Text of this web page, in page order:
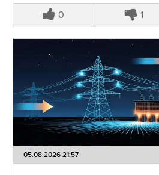
0 1
05.08.2026 21:57